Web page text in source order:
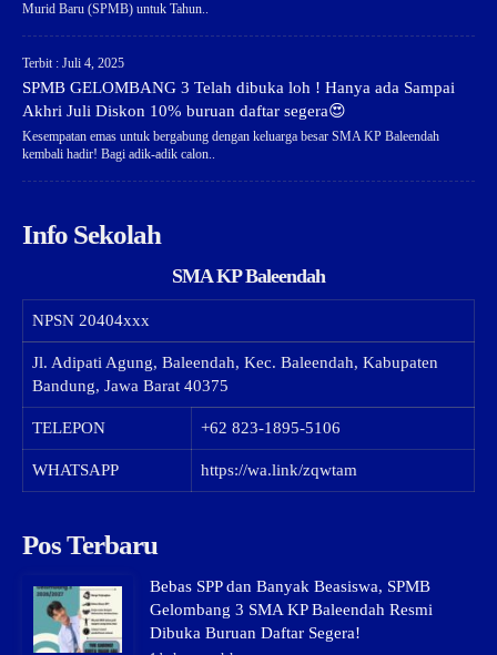
Murid Baru (SPMB) untuk Tahun..
Terbit : Juli 4, 2025
SPMB GELOMBANG 3 Telah dibuka loh ! Hanya ada Sampai
Akhri Juli Diskon 10% buruan daftar segera😍
Kesempatan emas untuk bergabung dengan keluarga besar SMA KP Baleendah
kembali hadir! Bagi adik-adik calon..
Info Sekolah
SMA KP Baleendah
NPSN 20404xxx
Jl. Adipati Agung, Baleendah, Kec. Baleendah, Kabupaten
Bandung, Jawa Barat 40375
TELEPON +62 823-1895-5106
WHATSAPP https://wa.link/zqwtam
Pos Terbaru
Bebas SPP dan Banyak Beasiswa, SPMB
Gelombang 3 SMA KP Baleendah Resmi
Dibuka Buruan Daftar Segera!